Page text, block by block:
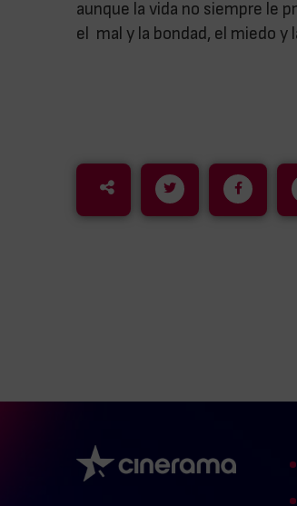
aunque la vida no siempre le
el mal y la bondad, el miedo y